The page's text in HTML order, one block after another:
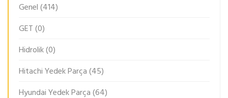
Genel(414)
GET(0)
Hidrolik(0)
Hitachi Yedek Parça(45)
Hyundai Yedek Parça(64)